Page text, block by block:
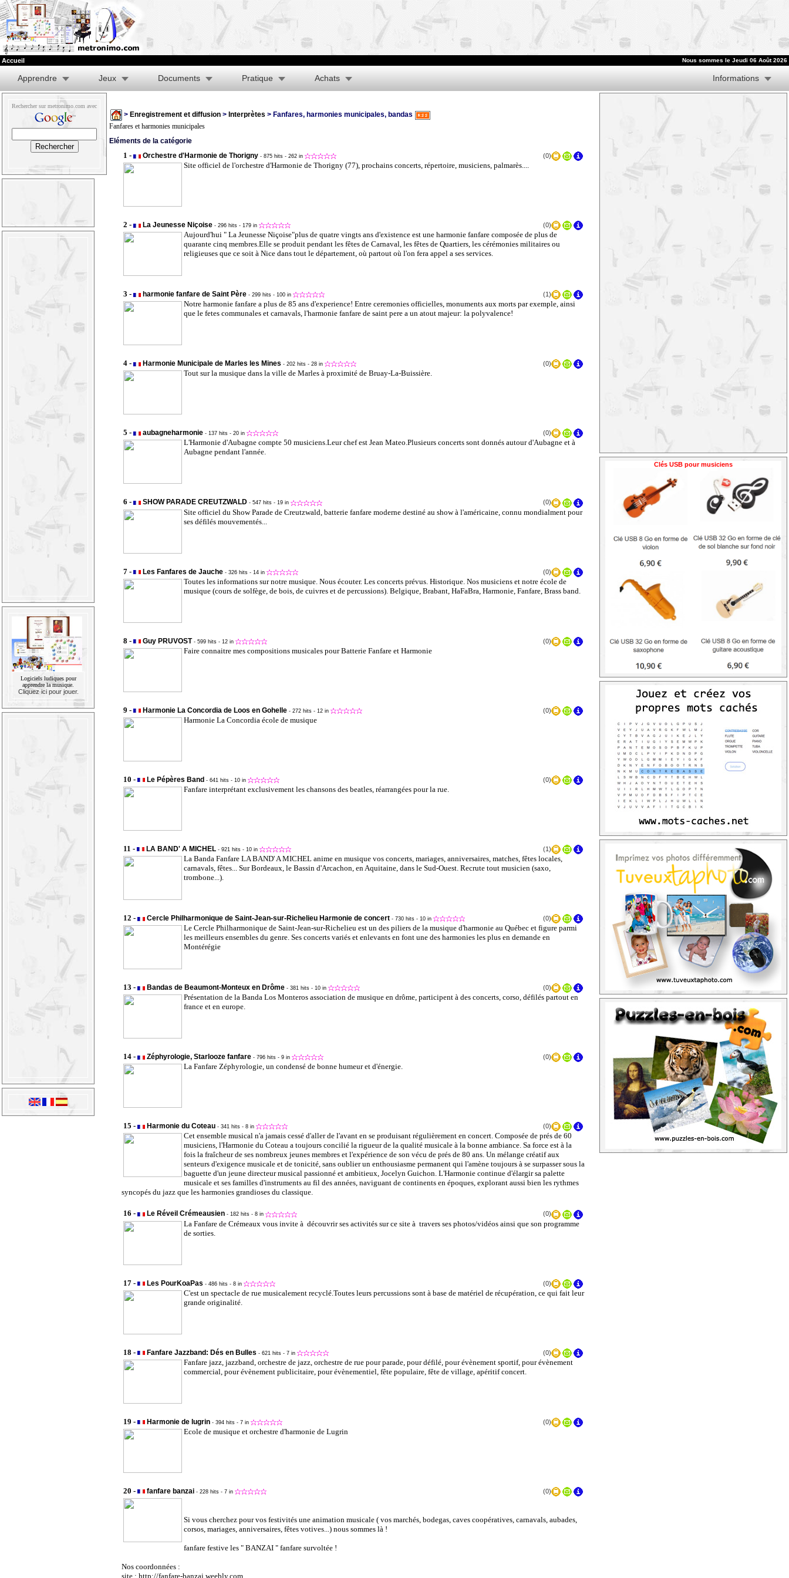
Accueil Nous sommes le Jeudi 06 Août 2026
Apprendre Jeux Documents Pratique Achats Informations
Rechercher sur metronimo.com avec
Logiciels ludiques pour
apprendre la musique.
Cliquez ici pour jouer.
> Enregistrement et diffusion > Interprètes > Fanfares, harmonies municipales, bandas
Fanfares et harmonies municipales
Eléments de la catégorie
1 - Orchestre d'Harmonie de Thorigny - 875 hits - 262 in (0)
Site officiel de l'orchestre d'Harmonie de Thorigny (77), prochains concerts, répertoire, musiciens, palmarès....
2 - La Jeunesse Niçoise - 296 hits - 179 in (0)
Aujourd'hui " La Jeunesse Niçoise"plus de quatre vingts ans d'existence est une harmonie fanfare composée de plus de
quarante cinq membres.Elle se produit pendant les fêtes de Carnaval, les fêtes de Quartiers, les cérémonies militaires ou
religieuses que ce soit à Nice dans tout le département, où partout où l'on fera appel a ses services.
3 - harmonie fanfare de Saint Père - 299 hits - 100 in (1)
Notre harmonie fanfare a plus de 85 ans d'experience! Entre ceremonies officielles, monuments aux morts par exemple, ainsi
que le fetes communales et carnavals, l'harmonie fanfare de saint pere a un atout majeur: la polyvalence!
4 - Harmonie Municipale de Marles les Mines - 202 hits - 28 in (0)
Tout sur la musique dans la ville de Marles à proximité de Bruay-La-Buissière.
5 - aubagneharmonie - 137 hits - 20 in (0)
L'Harmonie d'Aubagne compte 50 musiciens.Leur chef est Jean Mateo.Plusieurs concerts sont donnés autour d'Aubagne et à
Aubagne pendant l'année.
6 - SHOW PARADE CREUTZWALD - 547 hits - 19 in (0)
Site officiel du Show Parade de Creutzwald, batterie fanfare moderne destiné au show à l'américaine, connu mondialment pour
ses défilés mouvementés...
7 - Les Fanfares de Jauche - 326 hits - 14 in (0)
Toutes les informations sur notre musique. Nous écouter. Les concerts prévus. Historique. Nos musiciens et notre école de
musique (cours de solfège, de bois, de cuivres et de percussions). Belgique, Brabant, HaFaBra, Harmonie, Fanfare, Brass band.
8 - Guy PRUVOST - 599 hits - 12 in (0)
Faire connaitre mes compositions musicales pour Batterie Fanfare et Harmonie
9 - Harmonie La Concordia de Loos en Gohelle - 272 hits - 12 in (0)
Harmonie La Concordia école de musique
10 - Le Pépères Band - 641 hits - 10 in (0)
Fanfare interprétant exclusivement les chansons des beatles, réarrangées pour la rue.
11 - LA BAND' A MICHEL - 921 hits - 10 in (1)
La Banda Fanfare LA BAND' A MICHEL anime en musique vos concerts, mariages, anniversaires, matches, fêtes locales,
carnavals, fêtes... Sur Bordeaux, le Bassin d'Arcachon, en Aquitaine, dans le Sud-Ouest. Recrute tout musicien (saxo,
trombone...).
12 - Cercle Philharmonique de Saint-Jean-sur-Richelieu Harmonie de concert - 730 hits - 10 in (0)
Le Cercle Philharmonique de Saint-Jean-sur-Richelieu est un des piliers de la musique d'harmonie au Québec et figure parmi
les meilleurs ensembles du genre. Ses concerts variés et enlevants en font une des harmonies les plus en demande en
Montérégie
13 - Bandas de Beaumont-Monteux en Drôme - 381 hits - 10 in (0)
Présentation de la Banda Los Monteros association de musique en drôme, participent à des concerts, corso, défilés partout en
france et en europe.
14 - Zéphyrologie, Starlooze fanfare - 796 hits - 9 in (0)
La Fanfare Zéphyrologie, un condensé de bonne humeur et d'énergie.
15 - Harmonie du Coteau - 341 hits - 8 in (0)
Cet ensemble musical n'a jamais cessé d'aller de l'avant en se produisant régulièrement en concert. Composée de prés de 60
musiciens, l'Harmonie du Coteau a toujours concilié la rigueur de la qualité musicale à la bonne ambiance. Sa force est à la
fois la fraîcheur de ses nombreux jeunes membres et l'expérience de son vécu de prés de 80 ans. Un mélange créatif aux
senteurs d'exigence musicale et de tonicité, sans oublier un enthousiasme permanent qui l'amène toujours à se surpasser sous la
baguette d'un jeune directeur musical passionné et ambitieux, Jocelyn Guichon. L'Harmonie continue d'élargir sa palette
musicale et ses familles d'instruments au fil des années, naviguant de continents en époques, explorant aussi bien les rythmes
syncopés du jazz que les harmonies grandioses du classique.
16 - Le Réveil Crémeausien - 182 hits - 8 in (0)
La Fanfare de Crémeaux vous invite à découvrir ses activités sur ce site à travers ses photos/vidéos ainsi que son programme
de sorties.
17 - Les PourKoaPas - 486 hits - 8 in (0)
C'est un spectacle de rue musicalement recyclé.Toutes leurs percussions sont à base de matériel de récupération, ce qui fait leur
grande originalité.
18 - Fanfare Jazzband: Dés en Bulles - 621 hits - 7 in (0)
Fanfare jazz, jazzband, orchestre de jazz, orchestre de rue pour parade, pour défilé, pour évènement sportif, pour évènement
commercial, pour évènement publicitaire, pour évènementiel, fête populaire, fête de village, apéritif concert.
19 - Harmonie de lugrin - 394 hits - 7 in (0)
Ecole de musique et orchestre d'harmonie de Lugrin
20 - fanfare banzai - 228 hits - 7 in (0)
Si vous cherchez pour vos festivités une animation musicale ( vos marchés, bodegas, caves coopératives, carnavals, aubades,
corsos, mariages, anniversaires, fêtes votives...) nous sommes là !
fanfare festive les " BANZAI " fanfare survoltée !
Nos coordonnées :
site : http://fanfare-banzai.weebly.com
Clés USB pour musiciens